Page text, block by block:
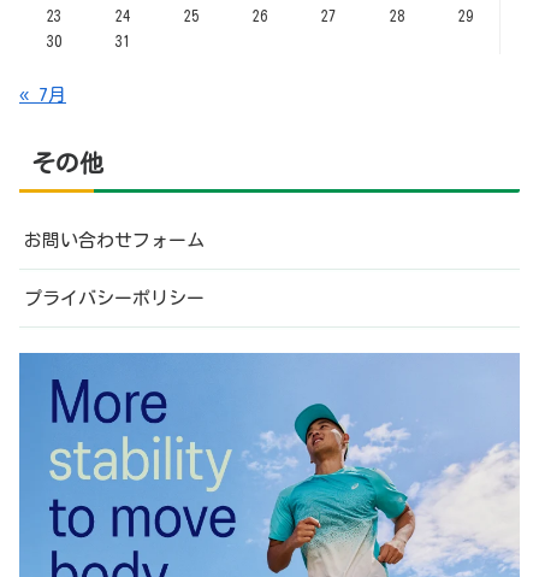
23
24 25 26 27 28
29
30
31
« 7月
その他
お問い合わせフォーム
プライバシーポリシー